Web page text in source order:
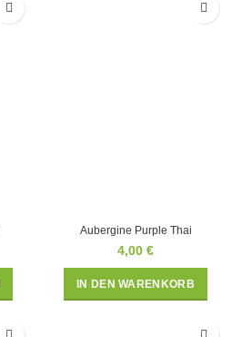
Aubergine Purple Thai
4,00 €
IN DEN WARENKORB